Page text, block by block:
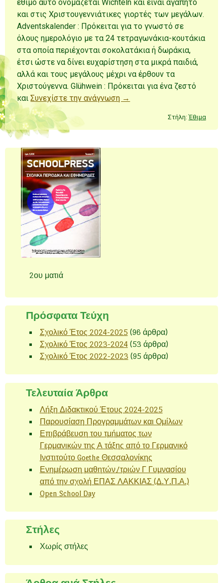
έθιμο αυτό ονομάζεται Wichteln και είναι αγαπητό
και στις Χριστουγεννιάτικες γιορτές των μεγάλων.
Adventskalender : Πρόκειται για το γνωστό σε
όλους ημερολόγιο με τα 24 τετραγωνάκια-κουτάκια
στα οποία περιέχονται σοκολατάκια ή δωράκια,
έτσι ώστε να δίνει ευχαρίστηση στα μικρά παιδιά,
αλλά και τους μεγάλους μέχρι να έρθουν τα
Χριστούγεννα. Glühwein : Πρόκειται για ένα ζεστό
καιΣυνεχίστε την ανάγνωση →
Στήλη:Έθιμα
2ου ματιά
Πρόσφατα Τεύχη
Σχολικό Έτος 2024-2025 (96 άρθρα)
Σχολικό Έτος 2023-2024(53 άρθρα)
Σχολικό Έτος 2022-2023 (95 άρθρα)
Τελευταία Άρθρα
Λήξη Διδακτικού Έτους 2024-2025
Παρουσίαση Προγραμμάτων και Ομίλων
Επιβράβευση του τμήματος των
Γερμανικών της Α τάξης από το Γερμανικό
Ινστιτούτο Goethe Θεσσαλονίκης
Ενημέρωση μαθητών/τριών Γ Γυμνασίου
από την σχολή ΕΠΑΣ ΛΑΚΚΙΑΣ (Δ.Υ.Π.Α.)
Open School Day
Στήλες
Χωρίς στήλες